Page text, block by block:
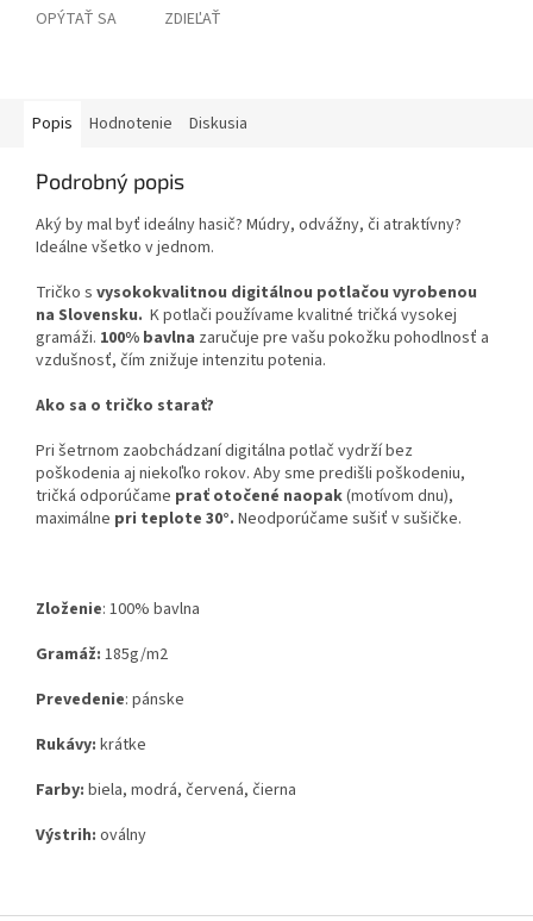
OPÝTAŤ SA ZDIEĽAŤ
Popis Hodnotenie Diskusia
Podrobný popis
Aký by mal byť ideálny hasič? Múdry, odvážny, či atraktívny?
Ideálne všetko v jednom.
Tričko s vysokokvalitnou digitálnou potlačou vyrobenou
na Slovensku. K potlači používame kvalitné tričká vysokej
gramáži. 100% bavlna zaručuje pre vašu pokožku pohodlnosť a
vzdušnosť, čím znižuje intenzitu potenia.
Ako sa o tričko starať?
Pri šetrnom zaobchádzaní digitálna potlač vydrží bez
poškodenia aj niekoľko rokov. Aby sme predišli poškodeniu,
tričká odporúčame prať otočené naopak(motívom dnu),
maximálne pri teplote 30°. Neodporúčame sušiť v sušičke.
Zloženie: 100% bavlna
Gramáž: 185g/m2
Prevedenie: pánske
Rukávy: krátke
Farby: biela, modrá, červená, čierna
Výstrih: oválny